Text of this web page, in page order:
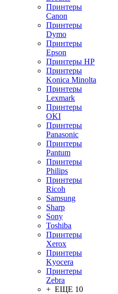
Принтеры
Canon
Принтеры
Dymo
Принтеры
Epson
Принтеры HP
Принтеры
Konica Minolta
Принтеры
Lexmark
Принтеры
OKI
Принтеры
Panasonic
Принтеры
Pantum
Принтеры
Philips
Принтеры
Ricoh
Samsung
Sharp
Sony
Toshiba
Принтеры
Xerox
Принтеры
Kyocera
Принтеры
Zebra
+ ЕЩЕ 10